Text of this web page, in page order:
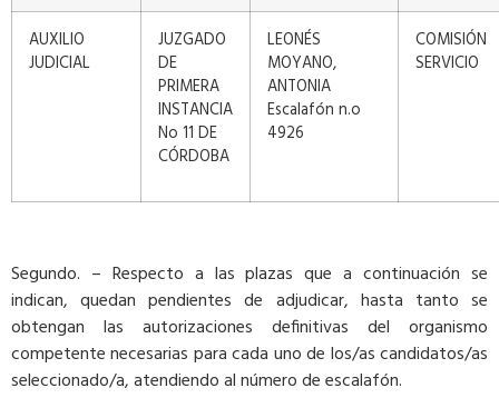
AUXILIO
JUDICIAL
JUZGADO
DE
PRIMERA
INSTANCIA
No 11 DE
CÓRDOBA
LEONÉS
MOYANO,
ANTONIA
Escalafón n.o
4926
COMISIÓN
SERVICIO
Segundo. – Respecto a las plazas que a continuación se
indican, quedan pendientes de adjudicar, hasta tanto se
obtengan las autorizaciones definitivas del organismo
competente necesarias para cada uno de los/as candidatos/as
seleccionado/a, atendiendo al número de escalafón.